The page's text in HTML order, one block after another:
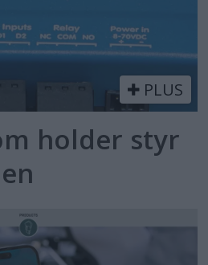
PLUS
holder styr